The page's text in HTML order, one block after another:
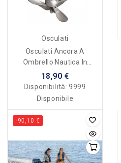
Osculati
Osculati Ancora A
Ombrello Nautica In
Acciaio Zincato Da 2.5 Kg
18,90 €
Disponibilità:9999
Disponibile
-90,10 €